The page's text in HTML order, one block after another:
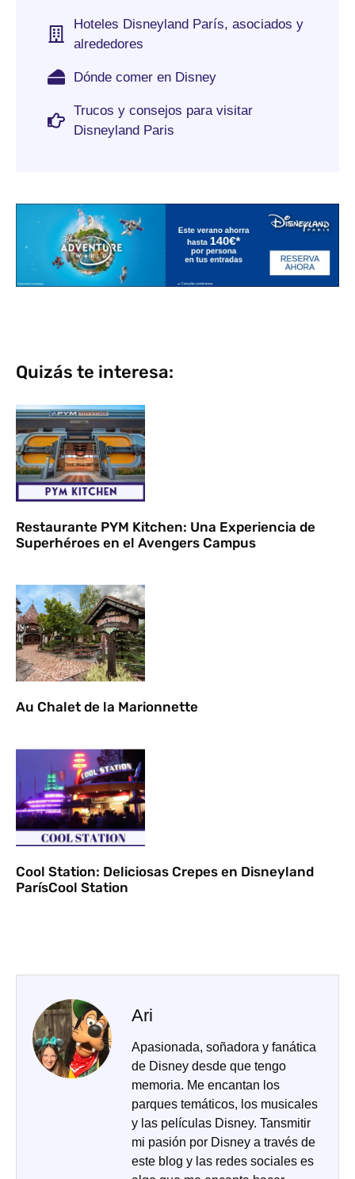
Hoteles Disneyland París, asociados y
alrededores
Dónde comer en Disney
Trucos y consejos para visitar
Disneyland Paris
Quizás te interesa:
Restaurante PYM Kitchen: Una Experiencia de
Superhéroes en el Avengers Campus
Au Chalet de la Marionnette
Cool Station: Deliciosas Crepes en Disneyland
ParísCool Station
Ari
Apasionada, soñadora y fanática
de Disney desde que tengo
memoria. Me encantan los
parques temáticos, los musicales
y las películas Disney. Tansmitir
mi pasión por Disney a través de
este blog y las redes sociales es